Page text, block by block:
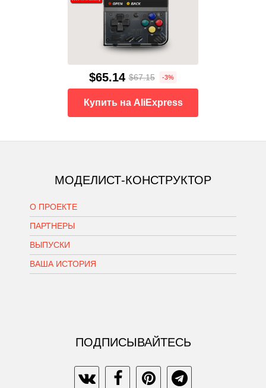
$65.14 $67.15 -3%
Купить на AliExpress
МОДЕЛИСТ-КОНСТРУКТОР
О ПРОЕКТЕ
ПАРТНЕРЫ
ВЫПУСКИ
ВАША ИСТОРИЯ
ПОДПИСЫВАЙТЕСЬ